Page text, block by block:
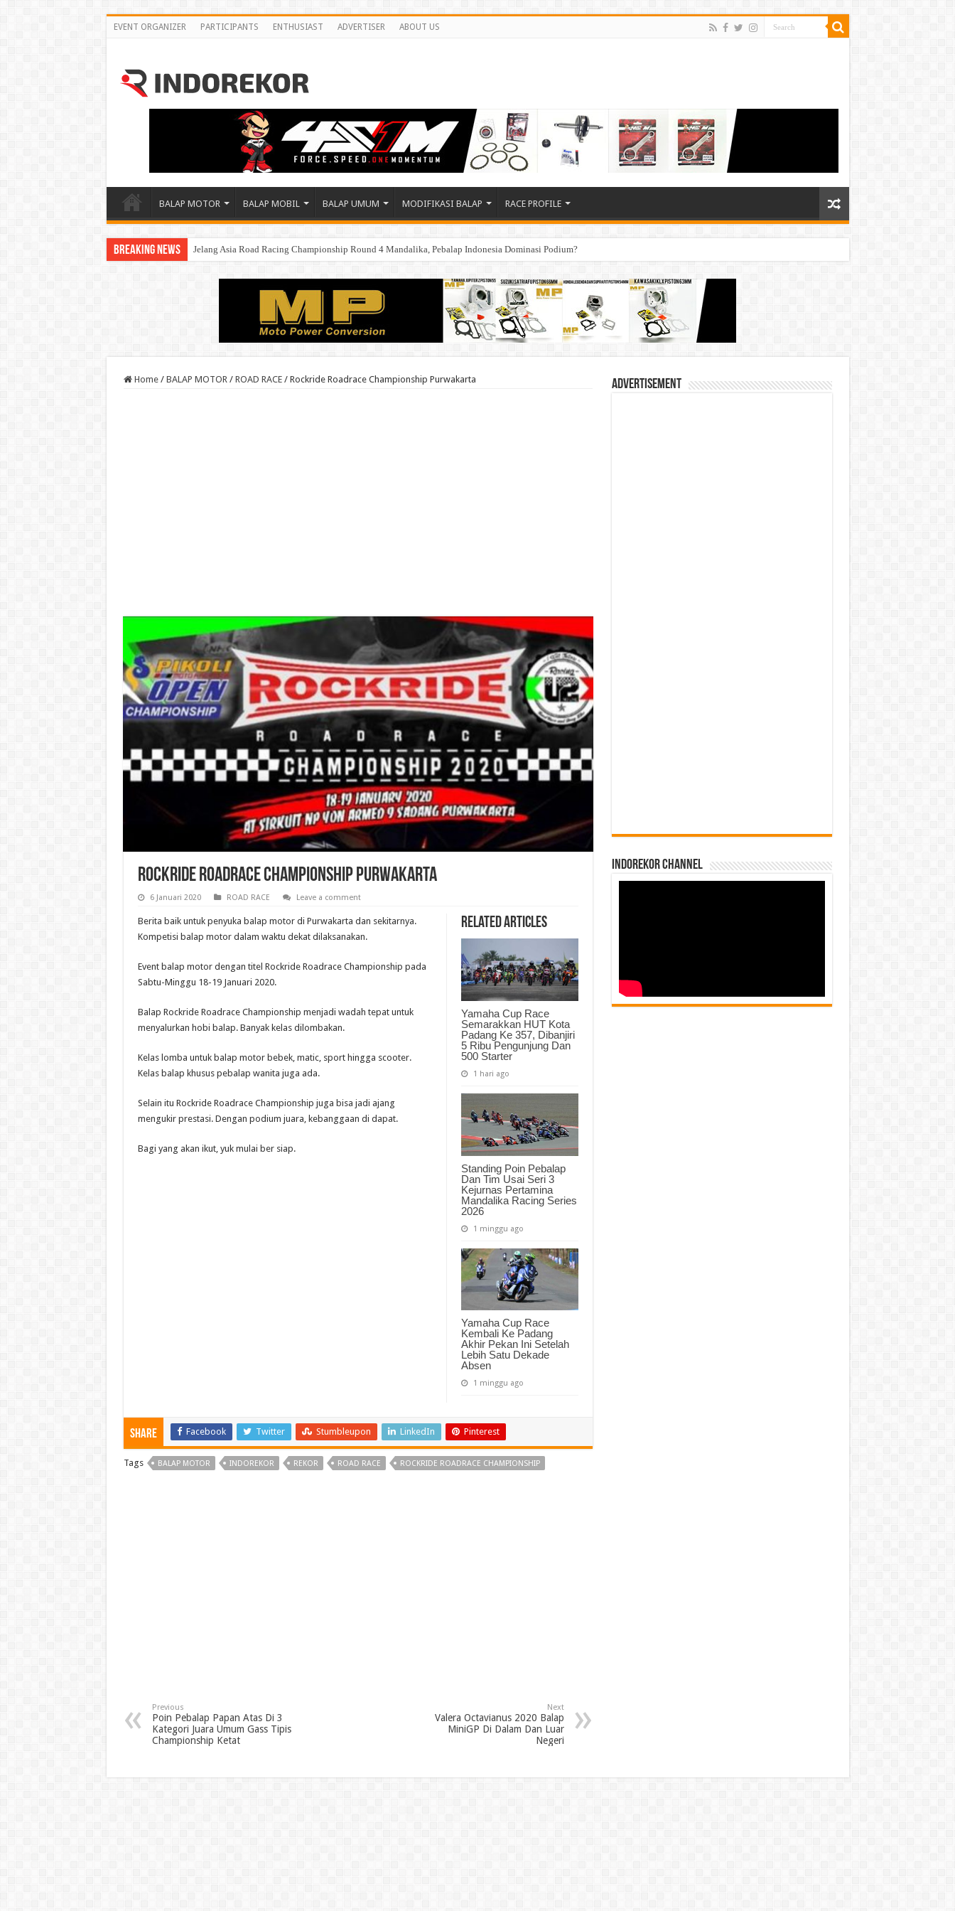
EVENT ORGANIZER PARTICIPANTS ENTHUSIAST ADVERTISER ABOUT US
BALAP MOTOR BALAP MOBIL BALAP UMUM MODIFIKASI BALAP RACE PROFILE
Breaking News Jelang Asia Road Racing Championship Round 4 Mandalika, Pebalap Indonesia Dominasi Podium?
Home / BALAP MOTOR / ROAD RACE / Rockride Roadrace Championship Purwakarta
Rockride Roadrace Championship Purwakarta
6 Januari 2020 ROAD RACE Leave a comment
Related Articles
Yamaha Cup Race
Semarakkan HUT Kota
Padang Ke 357, Dibanjiri
5 Ribu Pengunjung Dan
500 Starter
1 hari ago
Standing Poin Pebalap
Dan Tim Usai Seri 3
Kejurnas Pertamina
Mandalika Racing Series
2026
1 minggu ago
Yamaha Cup Race
Kembali Ke Padang
Akhir Pekan Ini Setelah
Lebih Satu Dekade
Absen
1 minggu ago
Berita baik untuk penyuka balap motor di Purwakarta dan sekitarnya.
Kompetisi balap motor dalam waktu dekat dilaksanakan.
Event balap motor dengan titel Rockride Roadrace Championship pada
Sabtu-Minggu 18-19 Januari 2020.
Balap Rockride Roadrace Championship menjadi wadah tepat untuk
menyalurkan hobi balap. Banyak kelas dilombakan.
Kelas lomba untuk balap motor bebek, matic, sport hingga scooter.
Kelas balap khusus pebalap wanita juga ada.
Selain itu Rockride Roadrace Championship juga bisa jadi ajang
mengukir prestasi. Dengan podium juara, kebanggaan di dapat.
Bagi yang akan ikut, yuk mulai ber siap.
Share Facebook Twitter Stumbleupon LinkedIn Pinterest
Tags BALAP MOTOR INDOREKOR REKOR ROAD RACE ROCKRIDE ROADRACE CHAMPIONSHIP
Previous
Poin Pebalap Papan Atas Di 3
Kategori Juara Umum Gass Tipis
Championship Ketat
Next
Valera Octavianus 2020 Balap
MiniGP Di Dalam Dan Luar
Negeri
Advertisement
INDOREKOR CHANNEL